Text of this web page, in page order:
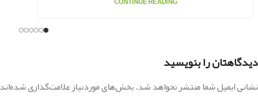
دیدگاهتان را بنویسید
نشانی ایمیل شما منتشر نخواهد شد.بخش‌های موردنیاز علامت‌گذاری شده‌اند